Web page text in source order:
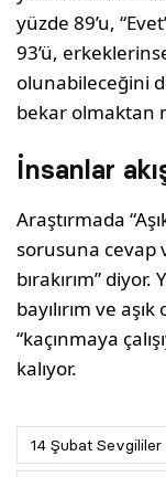
yüzde 89’u,
93’ü,
olunabileceğini
bekar olmaktan
İnsanlar
Araştırmada
sorusuna cevap
bırakırım”
bayılırım ve
“kaçınmaya
kalıyor.
14 Şubat Sevgililer